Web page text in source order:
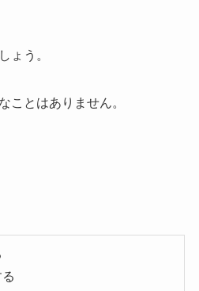
ょう。
ことはありません。